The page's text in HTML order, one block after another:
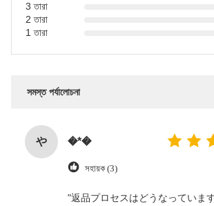
3 তারা
2 তারা
1 তারা
সমস্ত পর্যালোচনা
や �*�
সহায়ক (3)
"返品プロセスはどうなっていま